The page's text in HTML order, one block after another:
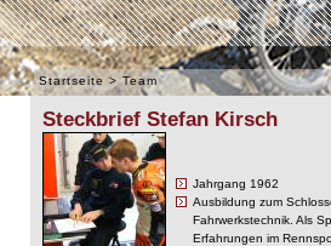
Startseite > Team
Steckbrief Stefan Kirsch
Jahrgang 1962
Ausbildung zum
Fahrwerkstechnik. Als
Erfahrungen im